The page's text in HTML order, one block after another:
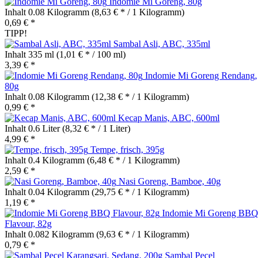
Inhalt 0.08 Kilogramm (8,63 € * / 1 Kilogramm)
0,69 € *
TIPP!
Sambal Asli, ABC, 335ml
Inhalt 335 ml (1,01 € * / 100 ml)
3,39 € *
Indomie Mi Goreng Rendang,
80g
Inhalt 0.08 Kilogramm (12,38 € * / 1 Kilogramm)
0,99 € *
Kecap Manis, ABC, 600ml
Inhalt 0.6 Liter(8,32 € * / 1 Liter)
4,99 € *
Tempe, frisch, 395g
Inhalt 0.4 Kilogramm (6,48 € * / 1 Kilogramm)
2,59 € *
Nasi Goreng, Bamboe, 40g
Inhalt 0.04 Kilogramm (29,75 € * / 1 Kilogramm)
1,19 € *
Indomie Mi Goreng BBQ
Flavour, 82g
Inhalt 0.082 Kilogramm (9,63 € * / 1 Kilogramm)
0,79 € *
Sambal Pecel